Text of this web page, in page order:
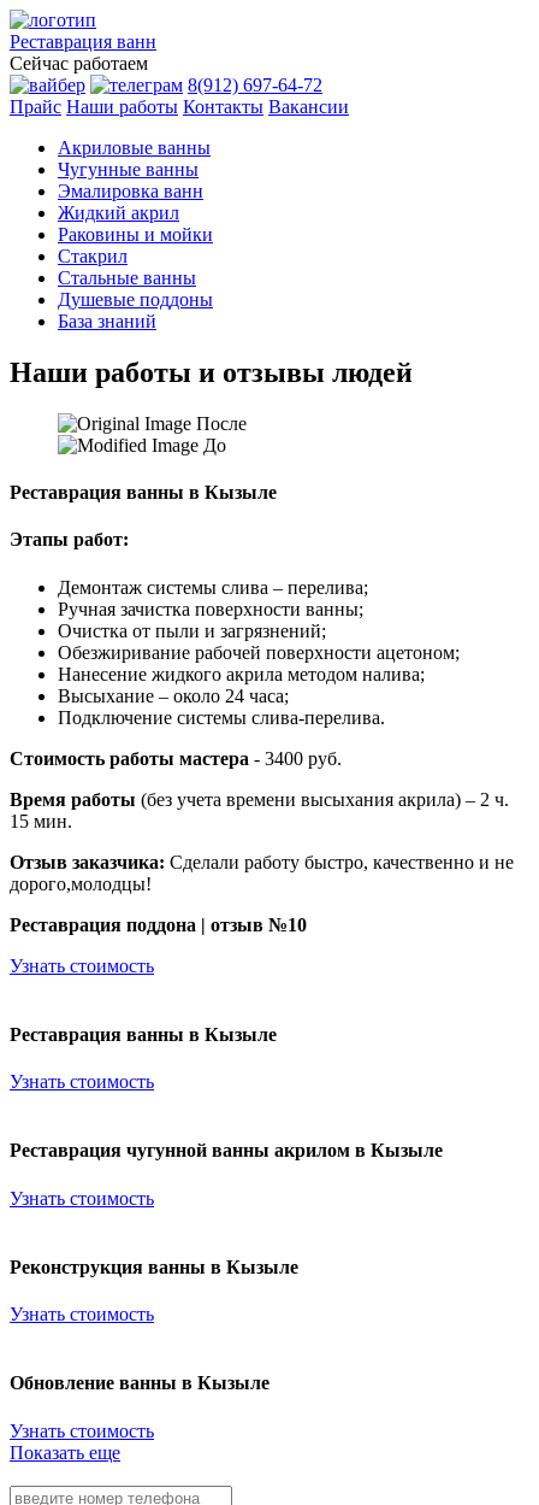
Реставрация ванн
Сейчас работаем
8(912) 697-64-72
Прайс Наши работы Контакты Вакансии
Акриловые ванны
Чугунные ванны
Эмалировка ванн
Жидкий акрил
Раковины и мойки
Стакрил
Стальные ванны
Душевые поддоны
База знаний
Наши работы и отзывы людей
После
До
Реставрация ванны в Кызыле
Этапы работ:
Демонтаж системы слива – перелива;
Ручная зачистка поверхности ванны;
Очистка от пыли и загрязнений;
Обезжиривание рабочей поверхности ацетоном;
Нанесение жидкого акрила методом налива;
Высыхание – около 24 часа;
Подключение системы слива-перелива.
Стоимость работы мастера - 3400 руб.
Время работы (без учета времени высыхания акрила) – 2 ч.
15 мин.
Отзыв заказчика: Сделали работу быстро, качественно и не
дорого,молодцы!
Реставрация поддона | отзыв №10
Узнать стоимость
Реставрация ванны в Кызыле
Узнать стоимость
Реставрация чугунной ванны акрилом в Кызыле
Узнать стоимость
Реконструкция ванны в Кызыле
Узнать стоимость
Обновление ванны в Кызыле
Узнать стоимость
Показать еще